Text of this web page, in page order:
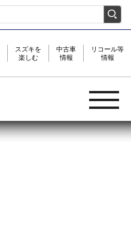
スズキを
楽しむ
中古車
情報
リコール等
情報